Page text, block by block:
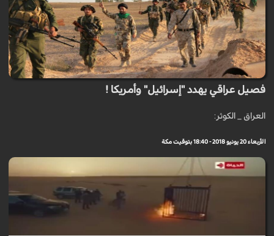
فصيل عراقي يهدد "إسرائيل" وأمريكا !
العراق _ الكوثر:
الأربعاء 20 يونيو 2018 - 18:40 بتوقيت مكة